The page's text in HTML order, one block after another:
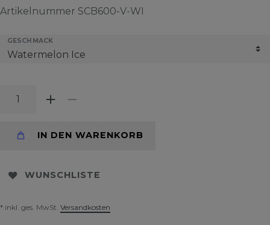
Artikelnummer SCB600-V-WI
GESCHMACK
IN DEN WARENKORB
WUNSCHLISTE
* inkl. ges. MwSt. Versandkosten